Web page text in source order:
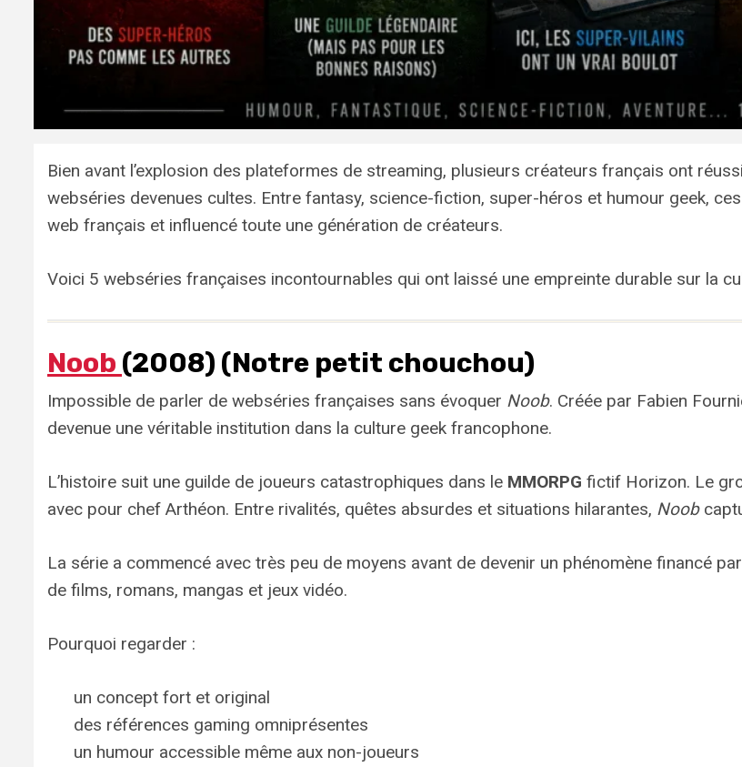
Bien avant l’explosion des plateformes de streaming, plusieurs créateurs français ont
webséries devenues cultes. Entre fantasy, science-fiction, super-héros et humour geek,
web français et influencé toute une génération de créateurs.
Voici 5 webséries françaises incontournables qui ont laissé une empreinte durable sur la
Noob (2008) (Notre petit chouchou)
Impossible de parler de webséries françaises sans évoquer Noob. Créée par Fabien
devenue une véritable institution dans la culture geek francophone.
L’histoire suit une guilde de joueurs catastrophiques dans le MMORPG fictif Horizon. Le
avec pour chef Arthéon. Entre rivalités, quêtes absurdes et situations hilarantes, Noob
La série a commencé avec très peu de moyens avant de devenir un phénomène financé
de films, romans, mangas et jeux vidéo.
Pourquoi regarder :
un concept fort et original
des références gaming omniprésentes
un humour accessible même aux non-joueurs